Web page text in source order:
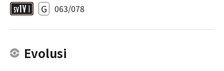
G 063/078
Evolusi